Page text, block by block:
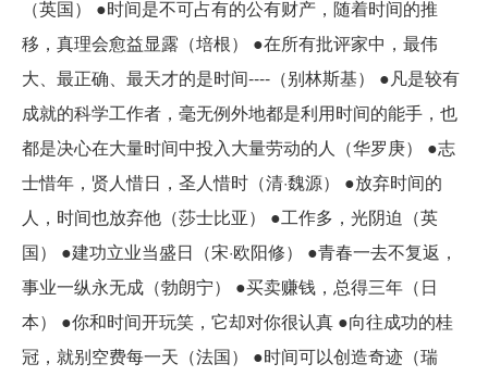
（英国） ●时间是不可占有的公有财产，随着时间的推
移，真理会愈益显露（培根） ●在所有批评家中，最伟
大、最正确、最天才的是时间----（别林斯基） ●凡是较有
成就的科学工作者，毫无例外地都是利用时间的能手，也
都是决心在大量时间中投入大量劳动的人（华罗庚） ●志
士惜年，贤人惜日，圣人惜时（清·魏源） ●放弃时间的
人，时间也放弃他（莎士比亚） ●工作多，光阴迫（英
国） ●建功立业当盛日（宋·欧阳修） ●青春一去不复返，
事业一纵永无成（勃朗宁） ●买卖赚钱，总得三年（日
本） ●你和时间开玩笑，它却对你很认真 ●向往成功的桂
冠，就别空费每一天（法国） ●时间可以创造奇迹（瑞